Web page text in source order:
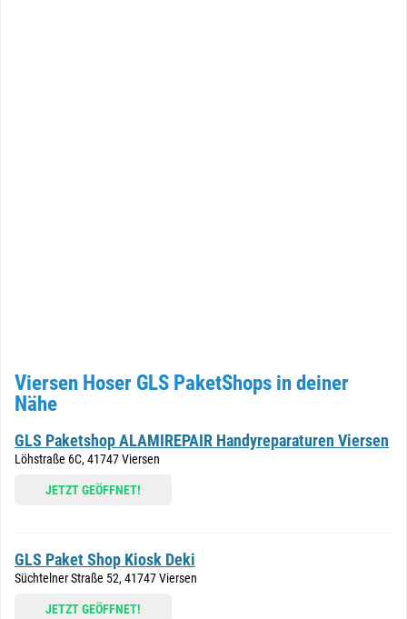
Viersen Hoser GLS PaketShops in deiner
Nähe
GLS Paketshop ALAMIREPAIR Handyreparaturen Viersen
Löhstraße 6C, 41747 Viersen
JETZT GEÖFFNET!
GLS Paket Shop Kiosk Deki
Süchtelner Straße 52, 41747 Viersen
JETZT GEÖFFNET!